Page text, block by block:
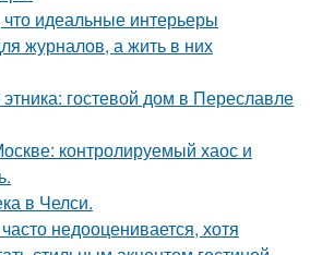
что идеальные интерьеры
журналов, а жить в них
гостевой дом в Переславле
контролируемый хаос и
в Челси.
недооценивается, хотя